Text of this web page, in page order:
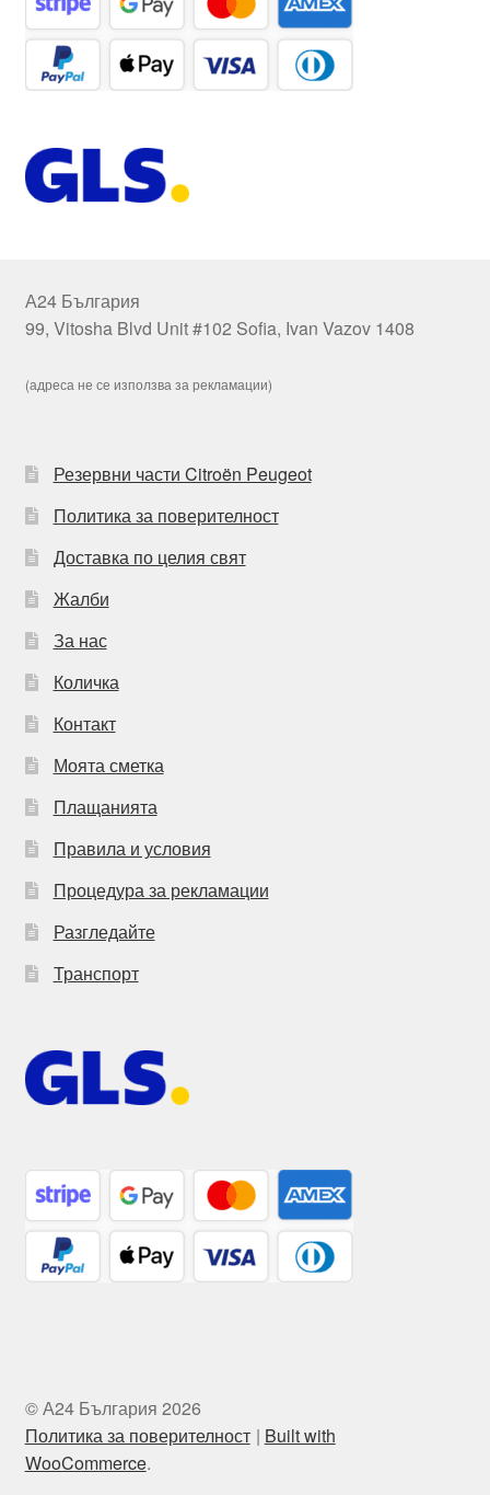
А24 България
99, Vitosha Blvd Unit #102 Sofia, Ivan Vazov 1408
(адреса не се използва за рекламации)
Резервни части Citroën Peugeot
Политика за поверителност
Доставка по целия свят
Жалби
За нас
Количка
Контакт
Моята сметка
Плащанията
Правила и условия
Процедура за рекламации
Разгледайте
Транспорт
© А24 България 2026
Политика за поверителност
Built with
WooCommerce.